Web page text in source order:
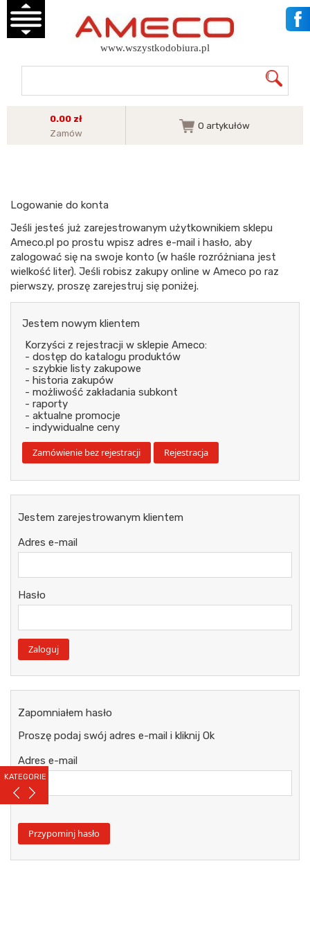
KATEGORIE
www.wszystkodobiura.pl
0.00 zł
Zamów
0 artykułów
Logowanie do konta
Jeśli jesteś już zarejestrowanym użytkownikiem sklepu
Ameco.pl po prostu wpisz adres e-mail i hasło, aby
zalogować się na swoje konto (w haśle rozróżniana jest
wielkość liter). Jeśli robisz zakupy online w Ameco po raz
pierwszy, proszę zarejestruj się poniżej.
Jestem nowym klientem
Korzyści z rejestracji w sklepie Ameco:
- dostęp do katalogu produktów
- szybkie listy zakupowe
- historia zakupów
- możliwość zakładania subkont
- raporty
- aktualne promocje
- indywidualne ceny
Jestem zarejestrowanym klientem
Adres e-mail
Hasło
Zapomniałem hasło
Proszę podaj swój adres e-mail i kliknij Ok
Adres e-mail